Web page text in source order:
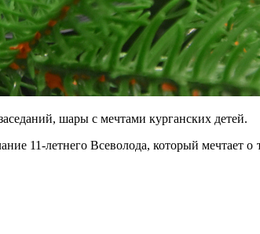
шары с мечтами курганских детей.
11-летнего Всеволода, который мечтает